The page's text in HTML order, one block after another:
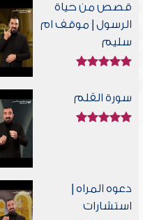
قصص من حياة
الرسول | موقف ام
سليم
سورة القلم
دعوه المراه |
استشارات